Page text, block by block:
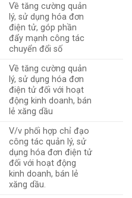
Về tăng cường quản
lý, sử dụng hóa đơn
điện tử, góp phần
đẩy mạnh công tác
chuyển đổi số
Về tăng cường quản
lý, sử dụng hóa đơn
điện tử đối với hoạt
động kinh doanh, bán
lẻ xăng dầu
V/v phối hợp chỉ đạo
công tác quản lý, sử
dụng hóa đơn điện tử
đối với hoạt động
kinh doanh, bán lẻ
xăng dầu.